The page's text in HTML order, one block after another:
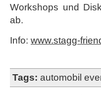
Workshops und
ab.
Info: www.stagg-
Tags: automobil